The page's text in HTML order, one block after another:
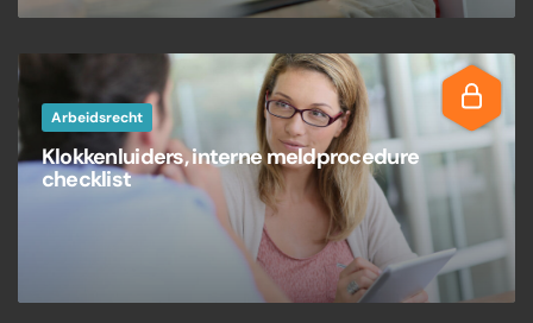
Arbeidsrecht
Klokkenluiders, interne meldprocedure
checklist